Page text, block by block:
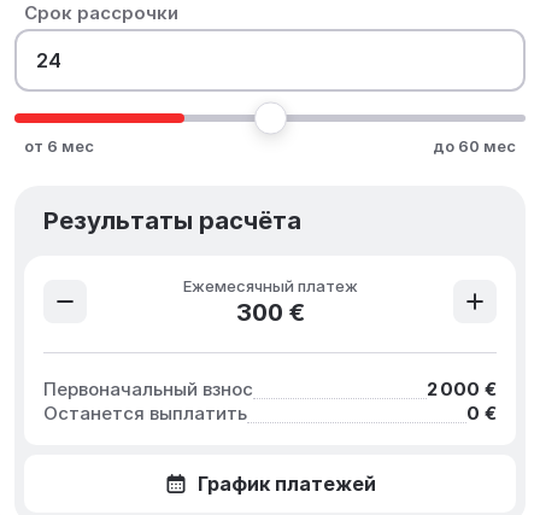
Срок рассрочки
от 6 мес до 60 мес
Результаты расчёта
Ежемесячный платеж
300 €
Первоначальный взнос
2 000 €
Останется выплатить
0 €
График платежей